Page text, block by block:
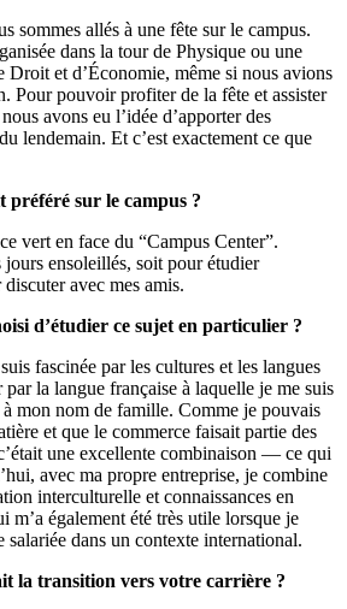
sommes allés à une fête sur le campus.
dans la tour de Physique ou une
Droit et d’Économie, même si nous avions
Pour pouvoir profiter de la fête et assister
avons eu l’idée d’apporter des
lendemain. Et c’est exactement ce que
sur le campus ?
vert en face du “Campus Center”.
jours ensoleillés, soit pour étudier
avec mes amis.
d’étudier ce sujet en particulier ?
fascinée par les cultures et les langues
la langue française à laquelle je me suis
mon nom de famille. Comme je pouvais
et que le commerce faisait partie des
une excellente combinaison — ce qui
avec ma propre entreprise, je combine
interculturelle et connaissances en
m’a également été très utile lorsque je
salariée dans un contexte international.
la transition vers votre carrière ?